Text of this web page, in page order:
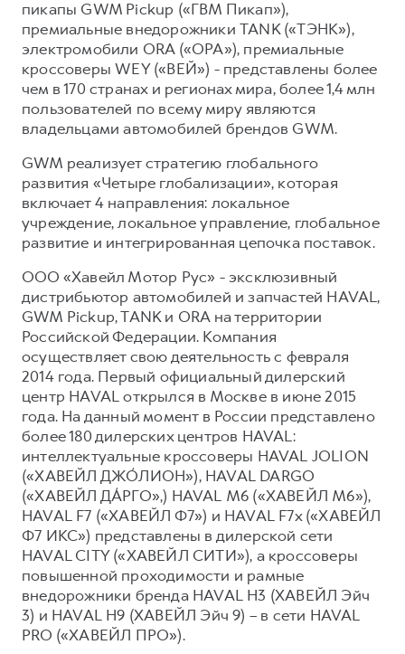
пикапы GWM Pickup («ГВМ Пикап»),
премиальные внедорожники TANK («ТЭНК»),
электромобили ORA («ОРА»), премиальные
кроссоверы WEY («ВЕЙ») - представлены более
чем в 170 странах и регионах мира, более 1,4 млн
пользователей по всему миру являются
владельцами автомобилей брендов GWM.
GWM реализует стратегию глобального
развития «Четыре глобализации», которая
включает 4 направления: локальное
учреждение, локальное управление, глобальное
развитие и интегрированная цепочка поставок.
ООО «Хавейл Мотор Рус» - эксклюзивный
дистрибьютор автомобилей и запчастей HAVAL,
GWM Pickup, TANK и ORA на территории
Российской Федерации. Компания
осуществляет свою деятельность с февраля
2014 года. Первый официальный дилерский
центр HAVAL открылся в Москве в июне 2015
года. На данный момент в России представлено
более 180 дилерских центров HAVAL:
интеллектуальные кроссоверы HAVAL JOLION
(«ХАВЕЙЛ ДЖО́ЛИОН»), HAVAL DARGO
(«ХАВЕЙЛ ДА́РГО»,) HAVAL М6 («ХАВЕЙЛ M6»),
HAVAL F7 («ХАВЕЙЛ Ф7») и HAVAL F7x («ХАВЕЙЛ
Ф7 ИКС») представлены в дилерской сети
HAVAL CITY («ХАВЕЙЛ СИТИ»), а кроссоверы
повышенной проходимости и рамные
внедорожники бренда HAVAL H3 (ХАВЕЙЛ Эйч
3) и HAVAL H9 (ХАВЕЙЛ Эйч 9) – в сети HAVAL
PRO («ХАВЕЙЛ ПРО»).